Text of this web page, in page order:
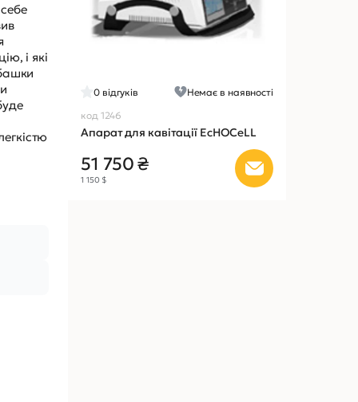
і які
0 відгуків
Немає в наявності
код 1246
Апарат для кавітації EcHOCeLL
51 750 ₴
1 150 $